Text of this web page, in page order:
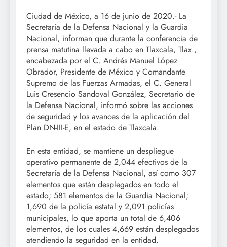
Ciudad de México, a 16 de junio de 2020.- La
Secretaría de la Defensa Nacional y la Guardia
Nacional, informan que durante la conferencia de
prensa matutina llevada a cabo en Tlaxcala, Tlax.,
encabezada por el C. Andrés Manuel López
Obrador, Presidente de México y Comandante
Supremo de las Fuerzas Armadas, el C. General
Luis Cresencio Sandoval González, Secretario de
la Defensa Nacional, informó sobre las acciones
de seguridad y los avances de la aplicación del
Plan DN-III-E, en el estado de Tlaxcala.
En esta entidad, se mantiene un despliegue
operativo permanente de 2,044 efectivos de la
Secretaría de la Defensa Nacional, así como 307
elementos que están desplegados en todo el
estado; 581 elementos de la Guardia Nacional;
1,690 de la policía estatal y 2,091 policías
municipales, lo que aporta un total de 6,406
elementos, de los cuales 4,669 están desplegados
atendiendo la seguridad en la entidad.